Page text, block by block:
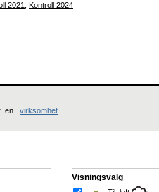
2021
Kontroll 2024
en virksomhet
Visningsvalg